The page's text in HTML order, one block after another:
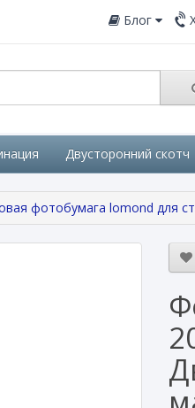
Блог
Двусторонний скотч
фотобумага lomond для